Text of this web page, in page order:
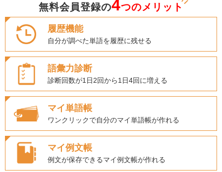
無料会員登録の4つのメリット
履歴機能
自分が調べた単語を履歴に残せる
語彙力診断
診断回数が1日2回から1日4回に増える
マイ単語帳
ワンクリックで自分のマイ単語帳が作れる
マイ例文帳
例文が保存できるマイ例文帳が作れる